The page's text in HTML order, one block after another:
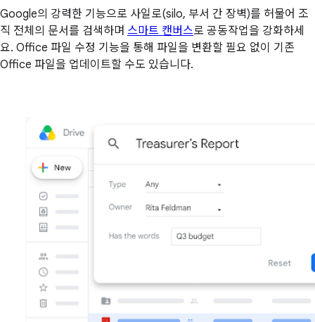
Google의 강력한 기능으로 사일로(silo, 부서 간 장벽)를 허물어 조
직 전체의 문서를 검색하며 스마트 캔버스로 공동작업을 강화하세
요. Office 파일 수정 기능을 통해 파일을 변환할 필요 없이 기존
Office 파일을 업데이트할 수도 있습니다.